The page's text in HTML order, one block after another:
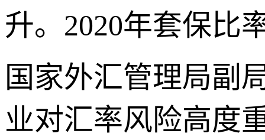
升。2020年套保比
国家外汇管理局副
业对汇率风险高度